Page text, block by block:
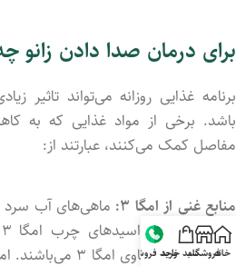
برای درمان صدا دادن زانو
برنامه غذایی روزانه می‌تواند تاثیر
باشد. برخی از مواد غذایی که به
مفاصل کمک می‌کنند، عبارتند از:
منابع غنی از امگا ۳:
ماهی‌های آب سرد
خانهفروشگاهسبد خریدواحد فروش